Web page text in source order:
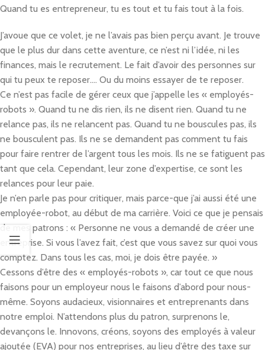
Quand tu es entrepreneur, tu es tout et tu fais tout à la fois.
J’avoue que ce volet, je ne l’avais pas bien perçu avant. Je trouve
que le plus dur dans cette aventure, ce n’est ni l’idée, ni les
finances, mais le recrutement. Le fait d’avoir des personnes sur
qui tu peux te reposer…. Ou du moins essayer de te reposer.
Ce n’est pas facile de gérer ceux que j’appelle les « employés-
robots ». Quand tu ne dis rien, ils ne disent rien. Quand tu ne
relance pas, ils ne relancent pas. Quand tu ne bouscules pas, ils
ne bousculent pas. Ils ne se demandent pas comment tu fais
pour faire rentrer de l’argent tous les mois. Ils ne se fatiguent pas
tant que cela. Cependant, leur zone d’expertise, ce sont les
relances pour leur paie.
Je n’en parle pas pour critiquer, mais parce-que j’ai aussi été une
employée-robot, au début de ma carrière. Voici ce que je pensais
de mes patrons : « Personne ne vous a demandé de créer une
entreprise. Si vous l’avez fait, c’est que vous savez sur quoi vous
comptez. Dans tous les cas, moi, je dois être payée. »
Cessons d’être des « employés-robots », car tout ce que nous
faisons pour un employeur nous le faisons d’abord pour nous-
même. Soyons audacieux, visionnaires et entreprenants dans
notre emploi. N’attendons plus du patron, surprenons le,
devançons le. Innovons, créons, soyons des employés à valeur
ajoutée (EVA) pour nos entreprises, au lieu d’être des taxe sur